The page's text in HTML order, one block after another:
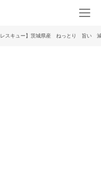
レスキュー】茨城県産 ねっとり 旨い